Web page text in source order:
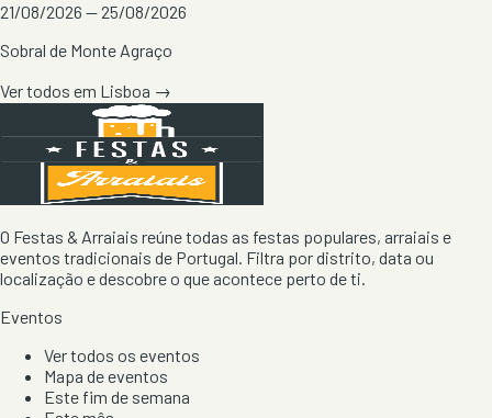
21/08/2026 — 25/08/2026
Sobral de Monte Agraço
Ver todos em Lisboa →
O Festas & Arraiais reúne todas as festas populares, arraiais e
eventos tradicionais de Portugal. Filtra por distrito, data ou
localização e descobre o que acontece perto de ti.
Eventos
Ver todos os eventos
Mapa de eventos
Este fim de semana